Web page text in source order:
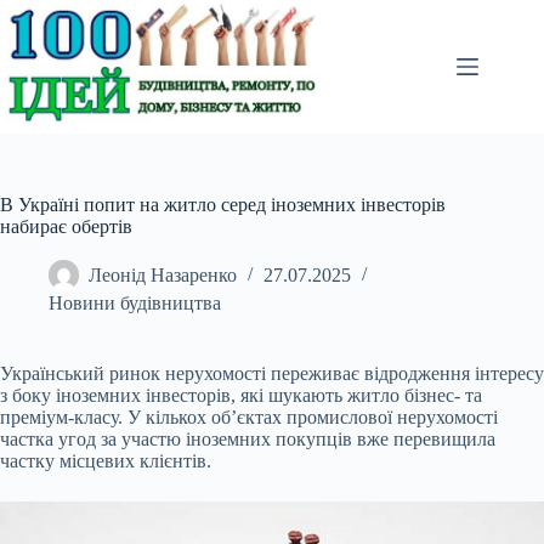
Перейти
до
вмісту
В Україні попит на житло серед іноземних інвесторів
набирає обертів
Леонід Назаренко
27.07.2025
Новини будівництва
Український ринок нерухомості переживає відродження інтересу
з боку іноземних інвесторів, які шукають житло бізнес- та
преміум-класу. У кількох об’єктах промисловоїнерухомості
частка угод за участю іноземних покупців вже перевищила
частку місцевих клієнтів.